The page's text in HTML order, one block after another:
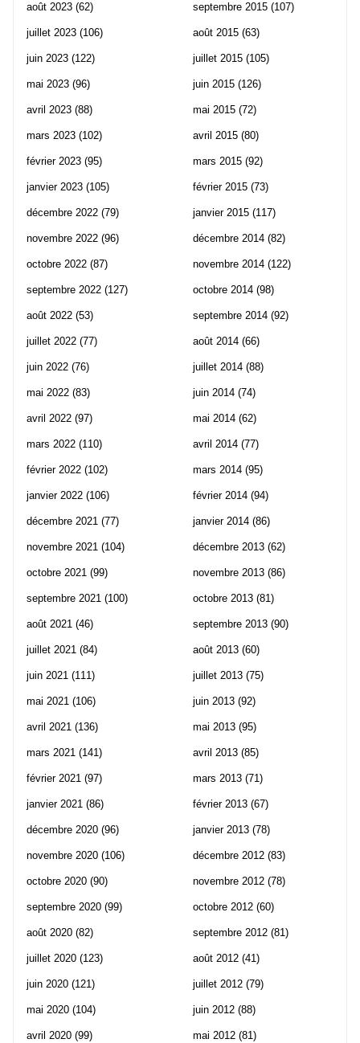
août 2023 (62)
juillet 2023 (106)
juin 2023 (122)
mai 2023 (96)
avril 2023 (88)
mars 2023 (102)
février 2023 (95)
janvier 2023 (105)
décembre 2022 (79)
novembre 2022 (96)
octobre 2022 (87)
septembre 2022 (127)
août 2022 (53)
juillet 2022 (77)
juin 2022 (76)
mai 2022 (83)
avril 2022 (97)
mars 2022 (110)
février 2022 (102)
janvier 2022 (106)
décembre 2021 (77)
novembre 2021 (104)
octobre 2021 (99)
septembre 2021 (100)
août 2021 (46)
juillet 2021 (84)
juin 2021 (111)
mai 2021 (106)
avril 2021 (136)
mars 2021 (141)
février 2021 (97)
janvier 2021 (86)
décembre 2020 (96)
novembre 2020 (106)
octobre 2020 (90)
septembre 2020 (99)
août 2020 (82)
juillet 2020 (123)
juin 2020 (121)
mai 2020 (104)
avril 2020 (99)
septembre 2015 (107)
août 2015 (63)
juillet 2015 (105)
juin 2015 (126)
mai 2015 (72)
avril 2015 (80)
mars 2015 (92)
février 2015 (73)
janvier 2015 (117)
décembre 2014 (82)
novembre 2014 (122)
octobre 2014 (98)
septembre 2014 (92)
août 2014 (66)
juillet 2014 (88)
juin 2014 (74)
mai 2014 (62)
avril 2014 (77)
mars 2014 (95)
février 2014 (94)
janvier 2014 (86)
décembre 2013 (62)
novembre 2013 (86)
octobre 2013 (81)
septembre 2013 (90)
août 2013 (60)
juillet 2013 (75)
juin 2013 (92)
mai 2013 (95)
avril 2013 (85)
mars 2013 (71)
février 2013 (67)
janvier 2013 (78)
décembre 2012 (83)
novembre 2012 (78)
octobre 2012 (60)
septembre 2012 (81)
août 2012 (41)
juillet 2012 (79)
juin 2012 (88)
mai 2012 (81)